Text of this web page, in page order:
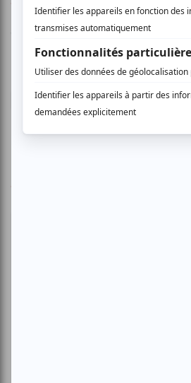
Vous devez être
donner un avis.
Connectez-